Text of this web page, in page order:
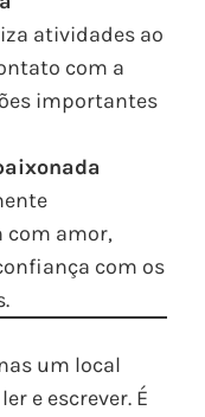
atividades ao
com a
importantes
com amor,
com os
um local
e escrever. É